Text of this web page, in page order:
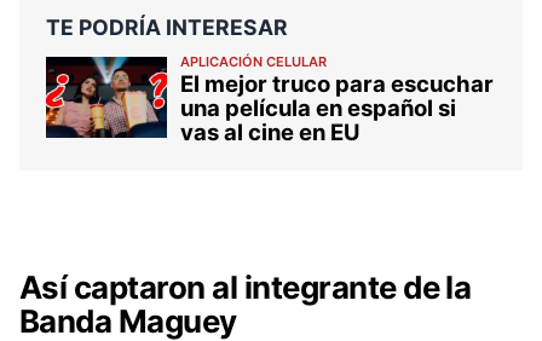
TE PODRÍA INTERESAR
APLICACIÓN CELULAR
El mejor truco para escuchar
una película en español si
vas al cine en EU
Así captaron al integrante de la
Banda Maguey